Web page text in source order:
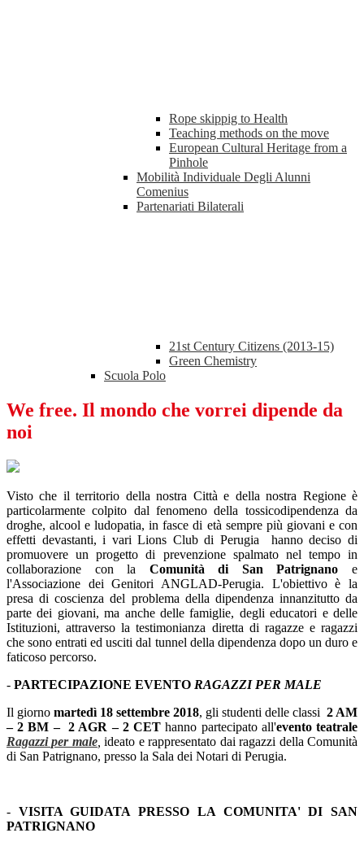
Rope skippig to Health
Teaching methods on the move
European Cultural Heritage from a
Pinhole
Mobilità Individuale Degli Alunni
Comenius
Partenariati Bilaterali
21st Century Citizens (2013-15)
Green Chemistry
Scuola Polo
We free. Il mondo che vorrei dipende da
noi
Visto che il territorio della nostra Città e della nostra Regione è
particolarmente colpito dal fenomeno della tossicodipendenza da
droghe, alcool e ludopatia, in fasce di età sempre più giovani e con
effetti devastanti, i vari Lions Club di Perugia hanno deciso di
promuovere un progetto di prevenzione spalmato nel tempo in
collaborazione con la Comunità di San Patrignanoe
l'Associazione dei Genitori ANGLAD-Perugia. L'obiettivo è la
presa di coscienza del problema della dipendenza innanzitutto da
parte dei giovani, ma anche delle famiglie, degli educatori e delle
Istituzioni, attraverso la testimonianza diretta di ragazze e ragazzi
che sono entrati ed usciti dal tunnel della dipendenza dopo un duro e
faticoso percorso.
- PARTECIPAZIONE EVENTO RAGAZZI PER MALE
Il giorno martedì 18 settembre 2018, gli studenti delle classi 2 AM
– 2 BM –2 AGR – 2 CEThanno partecipato all'evento teatrale
Ragazzi per male,ideato e rappresentato dai ragazzi della Comunità
di San Patrignano, presso la Sala dei Notari di Perugia.
- VISITA GUIDATA PRESSO LA COMUNITA' DI SAN
PATRIGNANO